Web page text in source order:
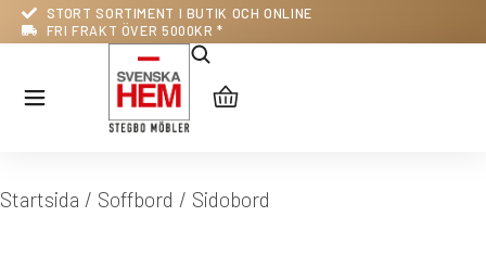
STORT SORTIMENT I BUTIK OCH ONLINE
FRI FRAKT ÖVER 5000KR *
Du är här:
Startsida Soffbord Sidobord